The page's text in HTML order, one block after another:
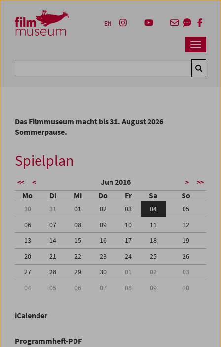
Zum Inhalt
Zum Hauptmenü
Zur Servicenavigation
Zum Suche
Navbar
EN
Das Filmmuseum macht bis 31. August 2026
Sommerpause.
Spielplan
<< < Jun 2016 > >>
Mo Di Mi Do Fr Sa So
30 31 01 02 03 04
05
06
07 08 09 10 11
12
13
14 15 16 17 18
19
20
21 22 23 24 25
26
27
28 29 30 01 02
03
04
05 06 07 08 09 10
iCalender
Programmheft-PDF